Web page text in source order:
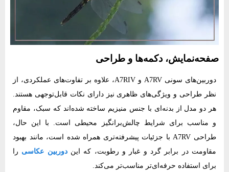
صفحه‌نمایش، دکمه‌ها و طراحی
دوربین‌های سونی A7RV و A7RIV، علاوه بر تفاوت‌های عملکردی، از
نظر طراحی و ویژگی‌های ظاهری نیز دارای نکات قابل‌توجهی هستند.
هر دو مدل از بدنه‌ای با جنس منیزیم ساخته شده‌اند که سبک، مقاوم
و مناسب برای شرایط چالش‌برانگیز محیطی است. با این حال،
طراحی A7RV با جزئیات پیشرفته‌تری همراه شده است، مانند بهبود
مقاومت در برابر گرد و غبار و رطوبت، که ایندوربین عکاسی را
برای استفاده حرفه‌ای‌تر مناسب‌تر می‌کند.